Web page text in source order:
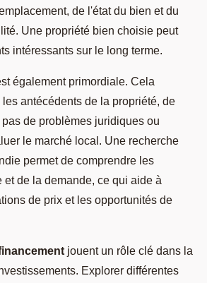
de l'état du bien et du
Une propriété bien choisie peut
intéressants sur le long terme.
également primordiale. Cela
antécédents de la propriété, de
de problèmes juridiques ou
le marché local. Une recherche
permet de comprendre les
et de la demande, ce qui aide à
de prix et les opportunités de
jouent un rôle clé dans la
Explorer différentes